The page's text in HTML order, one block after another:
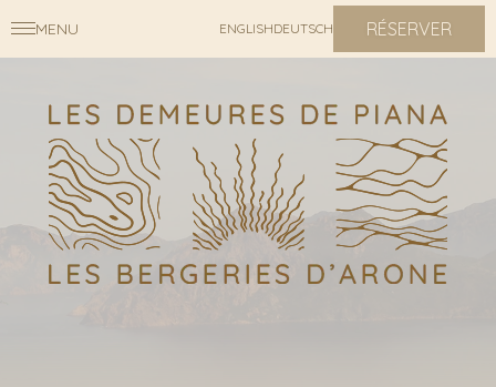
MENU ENGLISHDEUTSCH RÉSERVER